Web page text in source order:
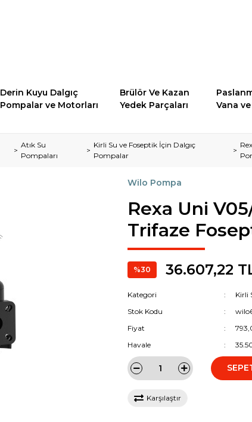
Derin Kuyu Dalgıç
Pompalar ve Motorları
Brülör Ve Kazan
Yedek Parçaları
Vana
Atık Su
Pompaları
Kirli Su ve Foseptik İçin Dalgıç
Pompalar
Wilo Pompa
Rexa Uni
Trifaze
%30 36.607,22
Kategori
Kirli
Stok Kodu
Fiyat
Havale
Karşılaştır